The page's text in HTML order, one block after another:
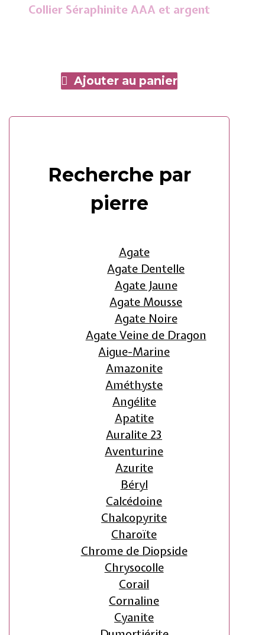
Collier Séraphinite AAA et argent
Ajouter au panier
Recherche par
pierre
Agate
Agate Dentelle
Agate Jaune
Agate Mousse
Agate Noire
Agate Veine de Dragon
Aigue-Marine
Amazonite
Améthyste
Angélite
Apatite
Auralite 23
Aventurine
Azurite
Béryl
Calcédoine
Chalcopyrite
Charoïte
Chrome de Diopside
Chrysocolle
Corail
Cornaline
Cyanite